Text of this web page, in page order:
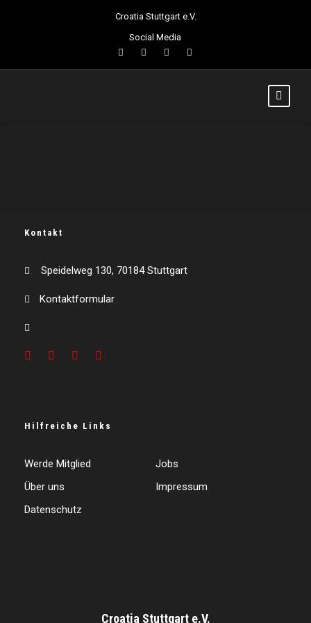
Croatia Stuttgart e.V.
Social Media
Kontakt
Speidelweg 130, 70184 Stuttgart
Kontaktformular
Hilfreiche Links
Werde Mitglied
Jobs
Über uns
Impressum
Datenschutz
Croatia Stuttgart e.V.